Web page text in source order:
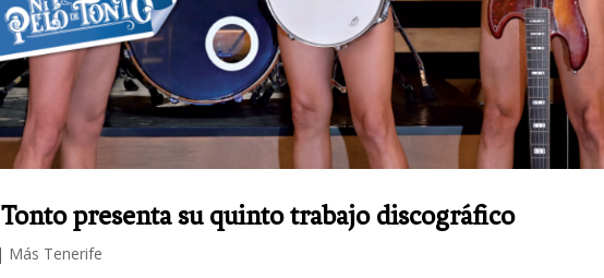
presenta su quinto trabajo discográfico
| Más Tenerife